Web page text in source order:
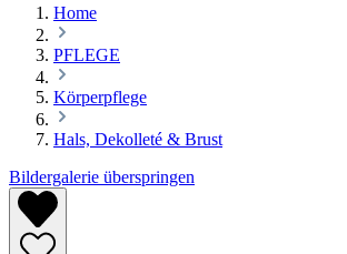
Home
PFLEGE
Körperpflege
Hals, Dekolleté & Brust
Bildergalerie überspringen